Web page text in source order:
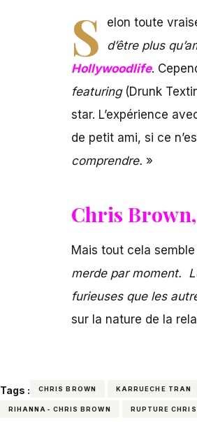
S elon toute
d’être plus
Hollywoodlife.
featuring(Drunk
star. L’expérience
de petit ami, si ce
comprendre. »
Chris
Mais tout cela
merde par moment.
furieuses que les
sur la nature de la
Tags : CHRIS BROWN KARRUECHE TRAN
RIHANNA- CHRIS BROWN RUPTURE